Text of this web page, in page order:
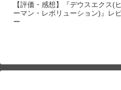
【評価・感想】『デウスエクス(
ーマン・レボリューション)』レ
ー